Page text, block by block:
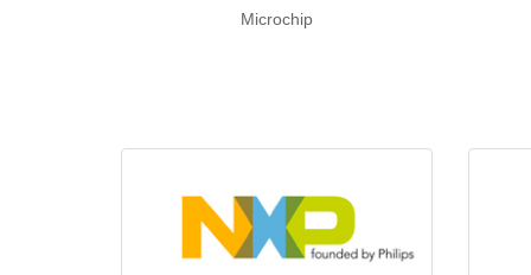
Microchip